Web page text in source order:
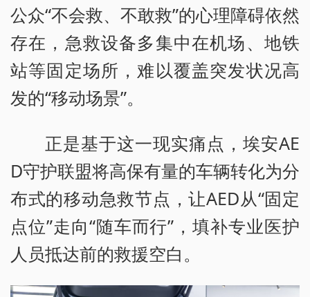
公众“不会救、不敢救”的心理障碍依然
存在，急救设备多集中在机场、地铁
站等固定场所，难以覆盖突发状况高
发的“移动场景”。
正是基于这一现实痛点，埃安AE
D守护联盟将高保有量的车辆转化为分
布式的移动急救节点，让AED从“固定
点位”走向“随车而行”，填补专业医护
人员抵达前的救援空白。